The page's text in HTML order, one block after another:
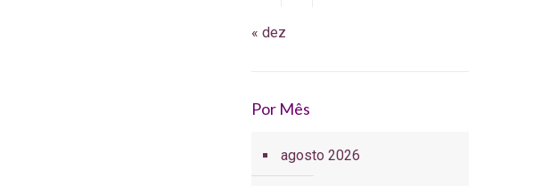
« dez
Por Mês
agosto 2026